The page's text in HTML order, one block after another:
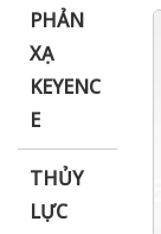
PHẢN
XẠ
KEYENC
E
THỦY
LỰC